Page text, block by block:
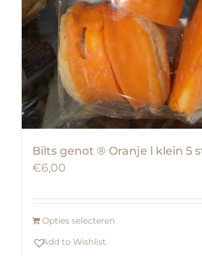
Bilts genot ® Oranje l klein 5
€6,00
Opties selecteren
Add to Wishlist